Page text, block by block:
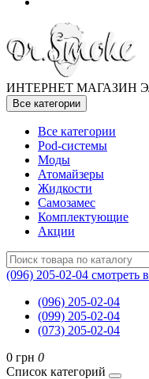
ИНТЕРНЕТ МАГАЗИН
Все категории
Все категории
Pod-системы
Моды
Атомайзеры
Жидкости
Самозамес
Комплектующие
Акции
(096) 205-02-04 смотреть
(096) 205-02-04
(099) 205-02-04
(073) 205-02-04
0 грн 0
Список категорий